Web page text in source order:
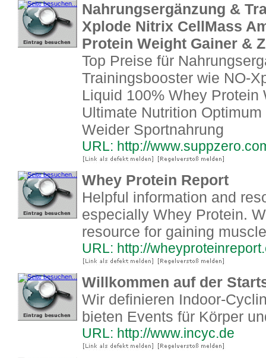
Nahrungsergänzung &
Xplode Nitrix CellMass
Protein Weight Gainer &
Top Preise für
Trainingsbooster wie NO-
Liquid 100% Whey
Ultimate Nutrition
Weider Sportnahrung
URL: http://
Whey Protein Report
Helpful information and
especially Whey Protein.
resource for gaining
URL: http://
Willkommen auf der
Wir definieren Indoor-
bieten Events für Körper
URL: http://www.incyc.de